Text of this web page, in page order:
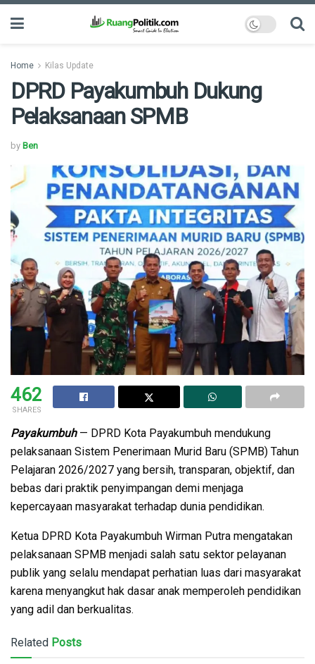
Home Kilas Update
DPRD Payakumbuh Dukung
Pelaksanaan SPMB
by Ben
462
SHARES
Payakumbuh— DPRD Kota Payakumbuh mendukung
pelaksanaan Sistem Penerimaan Murid Baru (SPMB) Tahun
Pelajaran 2026/2027 yang bersih, transparan, objektif, dan
bebas dari praktik penyimpangan demi menjaga
kepercayaan masyarakat terhadap dunia pendidikan.
Ketua DPRD Kota Payakumbuh Wirman Putra mengatakan
pelaksanaan SPMB menjadi salah satu sektor pelayanan
publik yang selalu mendapat perhatian luas dari masyarakat
karena menyangkut hak dasar anak memperoleh pendidikan
yang adil dan berkualitas.
Related Posts